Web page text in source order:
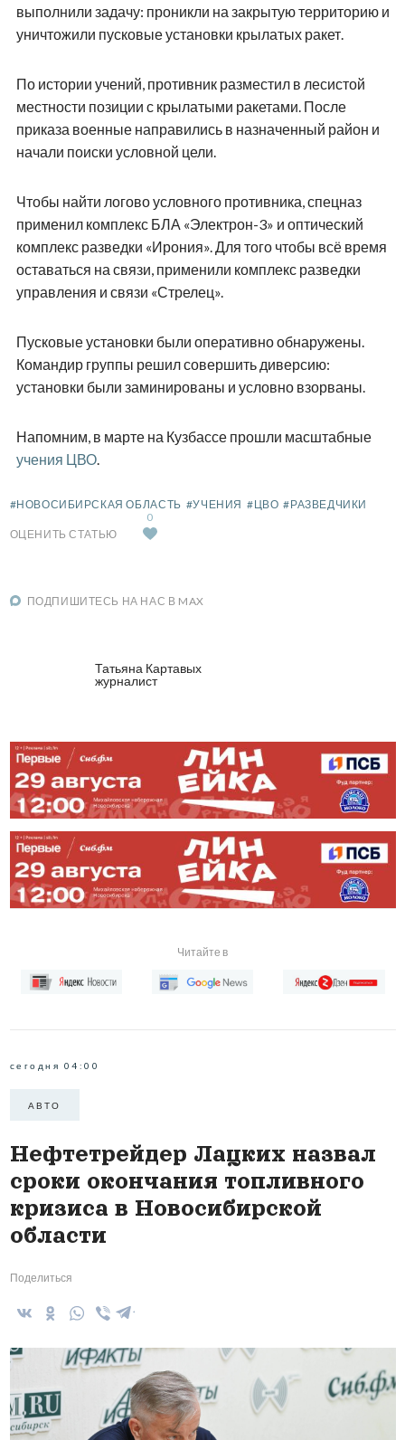
выполнили задачу: проникли на закрытую территорию и
уничтожили пусковые установки крылатых ракет.
По истории учений, противник разместил в лесистой
местности позиции с крылатыми ракетами. После
приказа военные направились в назначенный район и
начали поиски условной цели.
Чтобы найти логово условного противника, спецназ
применил комплекс БЛА «Электрон-3» и оптический
комплекс разведки «Ирония». Для того чтобы всё время
оставаться на связи, применили комплекс разведки
управления и связи «Стрелец».
Пусковые установки были оперативно обнаружены.
Командир группы решил совершить диверсию:
установки были заминированы и условно взорваны.
Напомним, в марте на Кузбассе прошли масштабные
учения ЦВО.
#НОВОСИБИРСКАЯ ОБЛАСТЬ #УЧЕНИЯ #ЦВО #РАЗВЕДЧИКИ
ОЦЕНИТЬ СТАТЬЮ
0
ПОДПИШИТЕСЬ НА НАС В MAX
Татьяна Картавых
журналист
Читайте в
сегодня 04:00
АВТО
Нефтетрейдер Лацких назвал
сроки окончания топливного
кризиса в Новосибирской
области
Поделиться